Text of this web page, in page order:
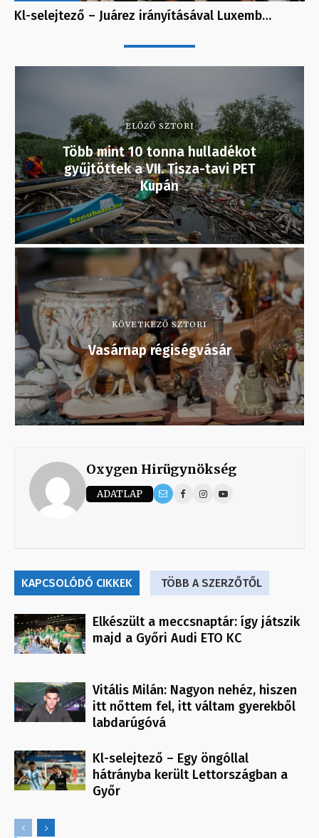
Kl-selejtező – Juárez irányításával Luxemb…
ELŐZŐ SZTORI
Több mint 10 tonna hulladékot
gyűjtöttek a VII. Tisza-tavi PET
Kupán
KÖVETKEZŐ SZTORI
Vasárnap régiségvásár
Oxygen Hirügynökség
ADATLAP
KAPCSOLÓDÓ CIKKEK TÖBB A SZERZŐTŐL
Elkészült a meccsnaptár: így játszik
majd a Győri Audi ETO KC
Vitális Milán: Nagyon nehéz, hiszen
itt nőttem fel, itt váltam gyerekből
labdarúgóvá
Kl-selejtező – Egy öngóllal
hátrányba került Lettországban a
Győr